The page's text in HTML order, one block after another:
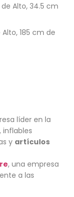
de Alto, 34.5 cm
185 cm de
líder en la
inflables
y artículos
, una empresa
a las